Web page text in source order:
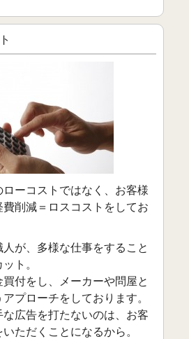
ーコストではなく、お客様
削減＝ロスコストをしてお
が、多様な仕事をすること
ト。
付をし、メーカーや問屋と
プローチをしております。
広告を打たないのは、お客
ただくことになるから。